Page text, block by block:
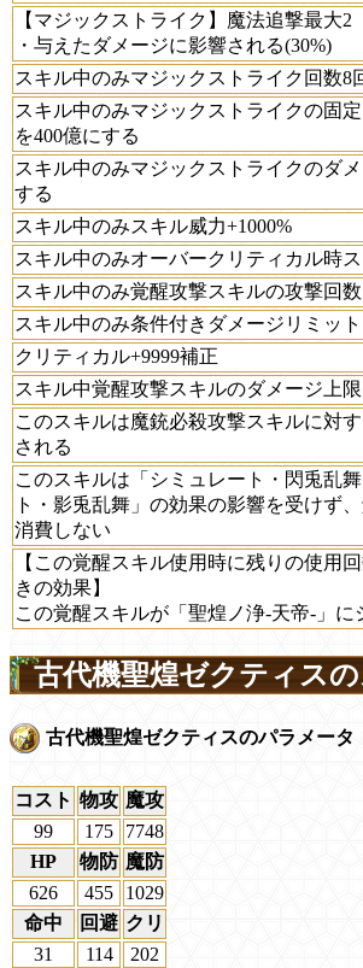
【マジックストライク】魔法追撃最大2
・与えたダメージに影響される(30%)
スキル中のみマジックストライク回数8
スキル中のみマジックストライクの固
を400億にする
スキル中のみマジックストライクのダ
する
スキル中のみスキル威力+1000%
スキル中のみオーバークリティカル時
スキル中のみ覚醒攻撃スキルの攻撃回
スキル中のみ条件付きダメージリミッ
クリティカル+9999補正
スキル中覚醒攻撃スキルのダメージ上
このスキルは魔銃必殺攻撃スキルに対
される
このスキルは「シミュレート・閃兎乱
ト・影兎乱舞」の効果の影響を受けず
消費しない
【この覚醒スキル使用時に残りの使用
きの効果】
この覚醒スキルが「聖煌ノ浄-天帝-」に
古代機聖煌ゼクティス
古代機聖煌ゼクティスのパラメータ
コスト 物攻 魔攻
99
175
7748
HP
物防 魔防
626
455
1029
命中
回避 クリ
31
114 202